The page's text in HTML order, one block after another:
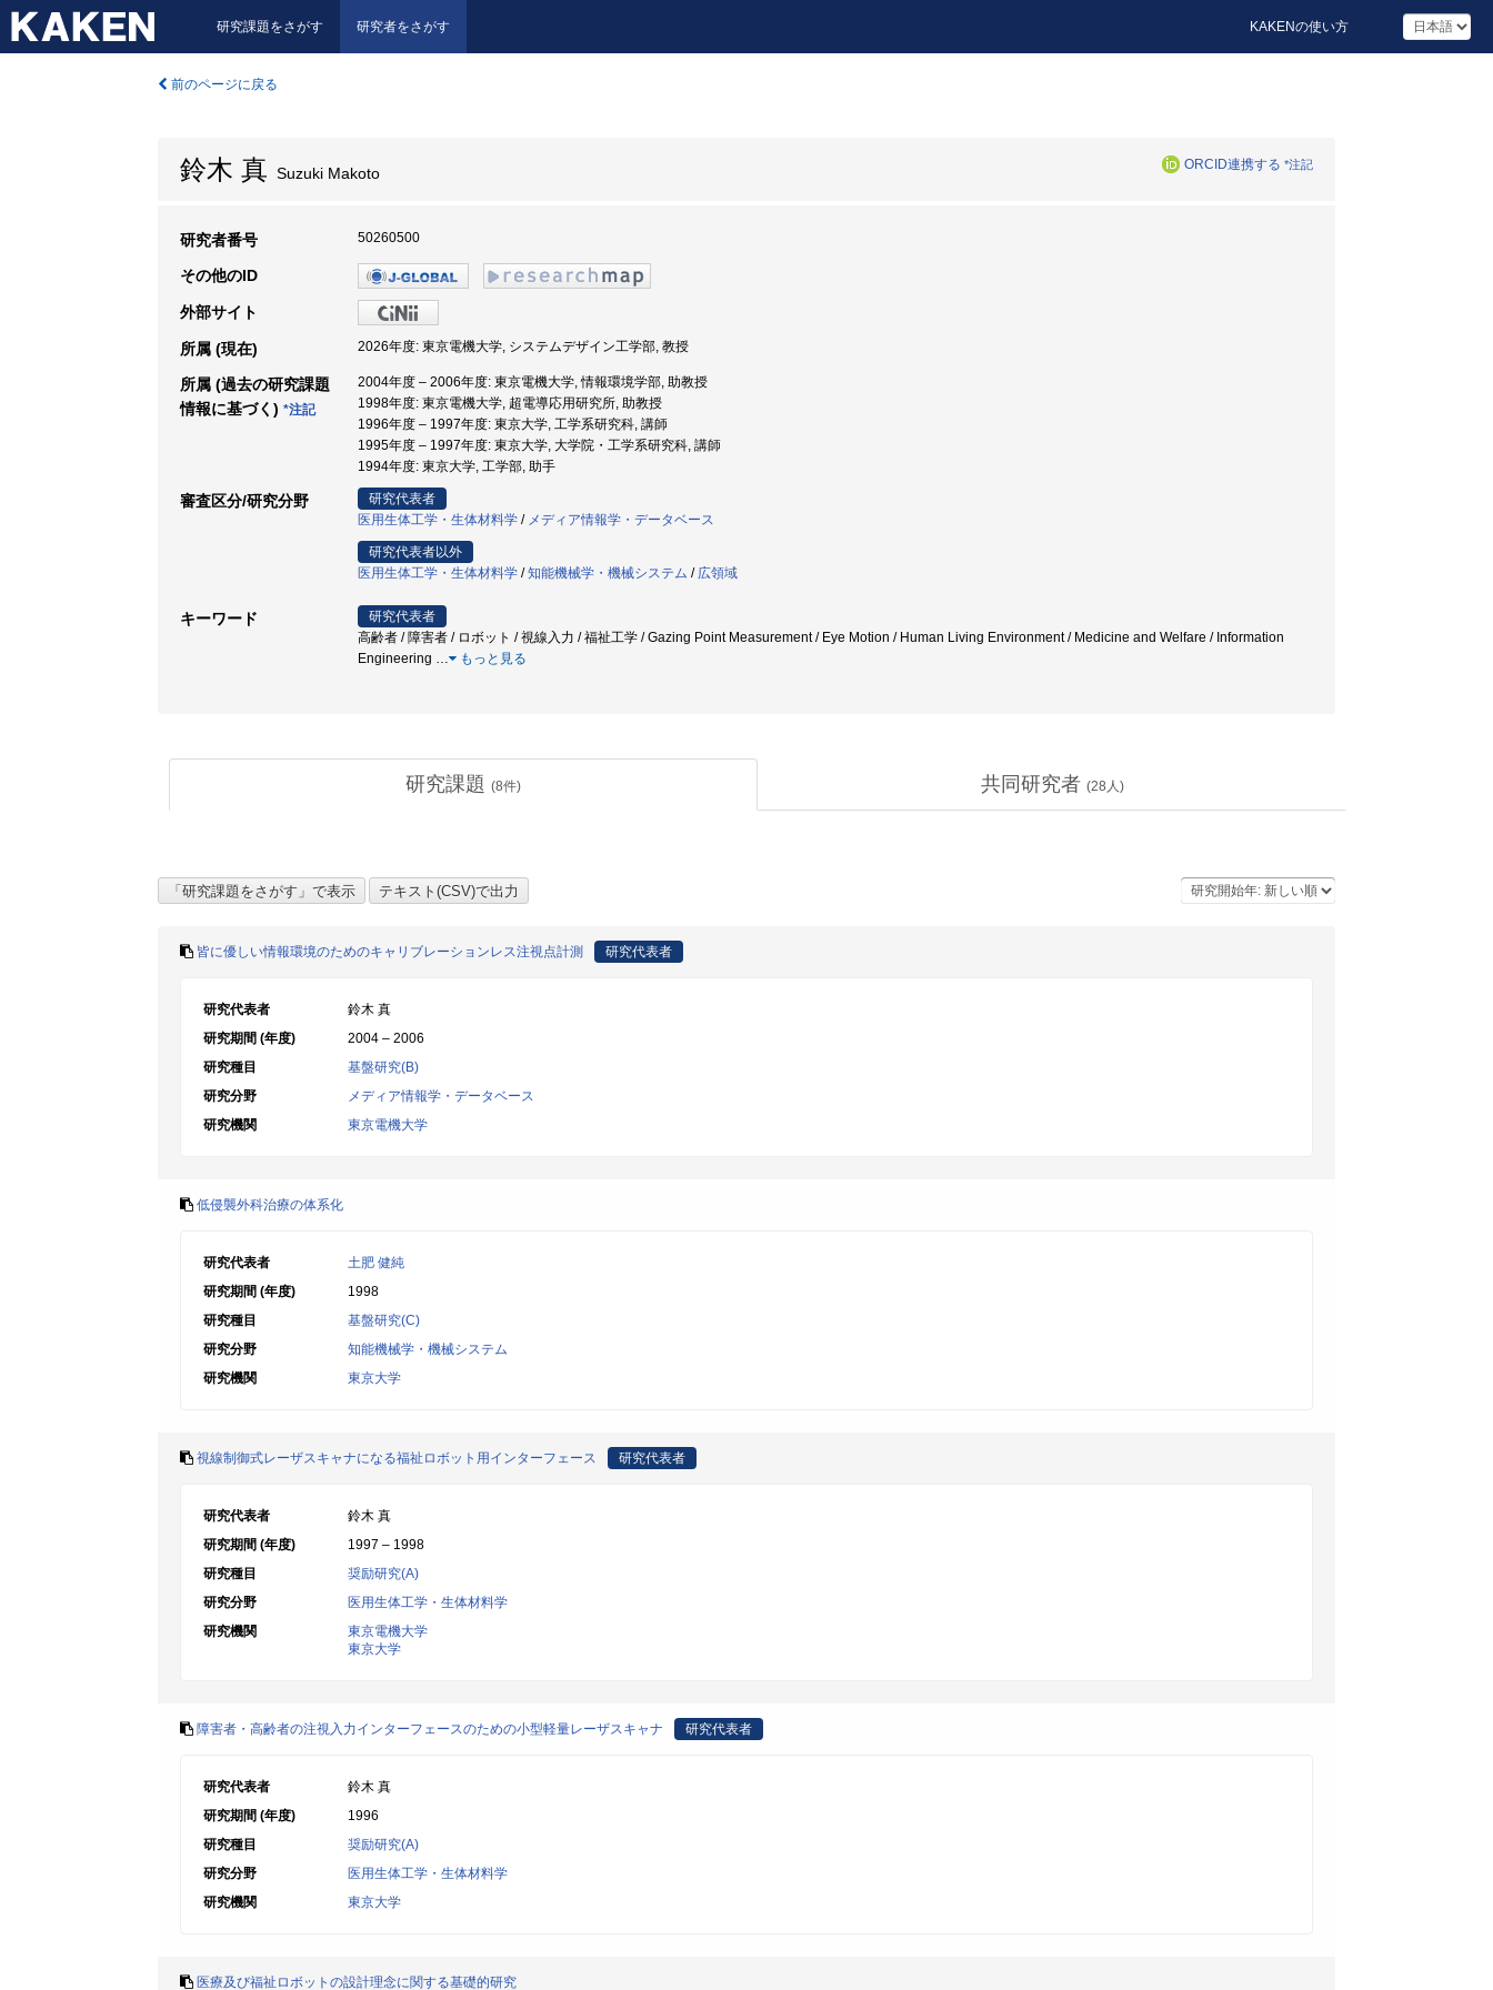
研究課題をさがす 研究者をさがす KAKENの使い方
前のページに戻る
鈴木 真 Suzuki Makoto ORCID連携する *注記
研究者番号 50260500
その他のID
外部サイト
所属 (現在) 2026年度: 東京電機大学, システムデザイン工学部, 教授
所属 (過去の研究課題
情報に基づく) *注記
2004年度 – 2006年度: 東京電機大学, 情報環境学部, 助教授
1998年度: 東京電機大学, 超電導応用研究所, 助教授
1996年度 – 1997年度: 東京大学, 工学系研究科, 講師
1995年度 – 1997年度: 東京大学, 大学院・工学系研究科, 講師
1994年度: 東京大学, 工学部, 助手
審査区分/研究分野
研究代表者
医用生体工学・生体材料学 / メディア情報学・データベース
研究代表者以外
医用生体工学・生体材料学 /知能機械学・機械システム / 広領域
キーワード
研究代表者
高齢者 / 障害者 / ロボット / 視線入力 / 福祉工学 / Gazing Point Measurement / Eye Motion / Human Living Environment / Medicine and Welfare / Information
Engineering … もっと見る
研究課題 (8件) 共同研究者 (28 人)
皆に優しい情報環境のためのキャリブレーションレス注視点計測 研究代表者
研究代表者
鈴木 真
研究期間 (年度)
2004 – 2006
研究種目
基盤研究(B)
研究分野
メディア情報学・データベース
研究機関
東京電機大学
低侵襲外科治療の体系化
研究代表者
土肥 健純
研究期間 (年度)
1998
研究種目
基盤研究(C)
研究分野
知能機械学・機械システム
研究機関
東京大学
視線制御式レーザスキャナになる福祉ロボット用インターフェース 研究代表者
研究代表者
鈴木 真
研究期間 (年度)
1997 – 1998
研究種目
奨励研究(A)
研究分野
医用生体工学・生体材料学
研究機関
東京電機大学
東京大学
障害者・高齢者の注視入力インターフェースのための小型軽量レーザスキャナ 研究代表者
研究代表者
鈴木 真
研究期間 (年度)
1996
研究種目
奨励研究(A)
研究分野
医用生体工学・生体材料学
研究機関
東京大学
医療及び福祉ロボットの設計理念に関する基礎的研究